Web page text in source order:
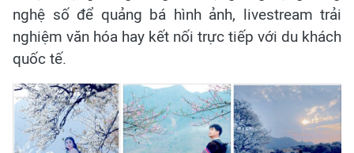
nghệ số để quảng bá hình ảnh, livestream trải
nghiệm văn hóa hay kết nối trực tiếp với du khách
quốc tế.